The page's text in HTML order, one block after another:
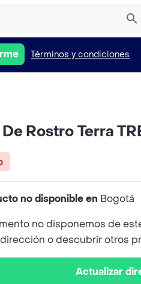
Términos y condiciones
Rostro Terra
no disponible en Bogotá
no disponemos de
o descubrir otros
Actualizar